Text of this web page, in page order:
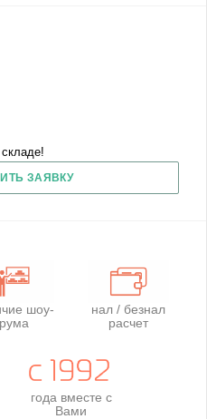
ЗАЯВКУ
шоу-
рума
нал / безнал
расчет
года вместе с
Вами